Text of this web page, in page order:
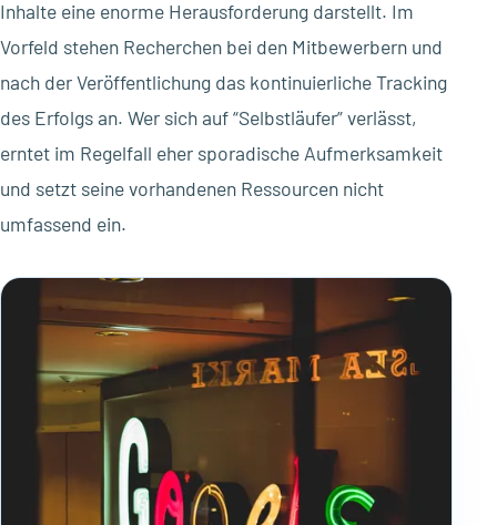
Inhalte eine enorme Herausforderung darstellt. Im
Vorfeld stehen Recherchen bei den Mitbewerbern und
nach der Veröffentlichung das kontinuierliche Tracking
des Erfolgs an. Wer sich auf “Selbstläufer” verlässt,
erntet im Regelfall eher sporadische Aufmerksamkeit
und setzt seine vorhandenen Ressourcen nicht
umfassend ein.